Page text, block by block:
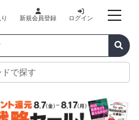
新規会員登録 ログイン
で探す